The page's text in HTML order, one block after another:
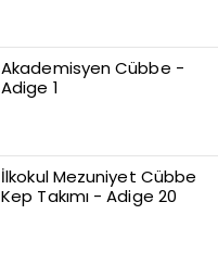
Akademisyen Cübbe -
Adige 1
İlkokul Mezuniyet Cübbe
Kep Takımı - Adige 20